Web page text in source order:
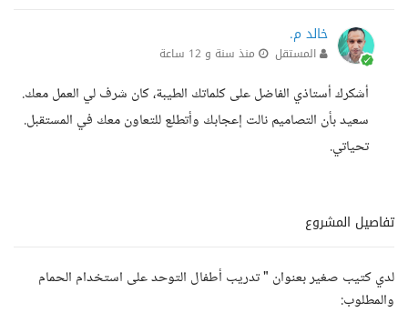
خالد م.
المستقل منذ سنة و 12 ساعة
أشكرك أستاذي الفاضل على كلماتك الطيبة، كان شرف لي العمل معك.
سعيد بأن التصاميم نالت إعجابك وأتطلع للتعاون معك في المستقبل.
تحياتي.
تفاصيل المشروع
لدي كتيب صغير بعنوان " تدريب أطفال التوحد على استخدام الحمام
والمطلوب: